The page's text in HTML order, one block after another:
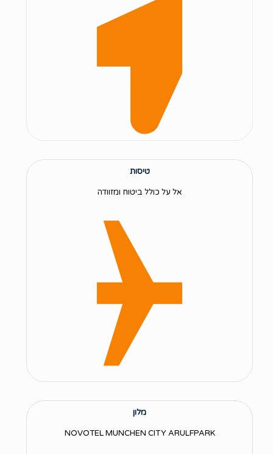
טיסות
אל על כולל ביטוח ומזוודה
מלון
NOVOTEL MUNCHEN CITY ARULFPARK